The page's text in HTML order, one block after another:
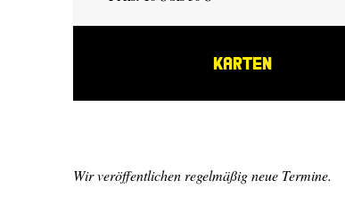
KARTEN
Wir veröffentlichen regelmäßig neue Termine.